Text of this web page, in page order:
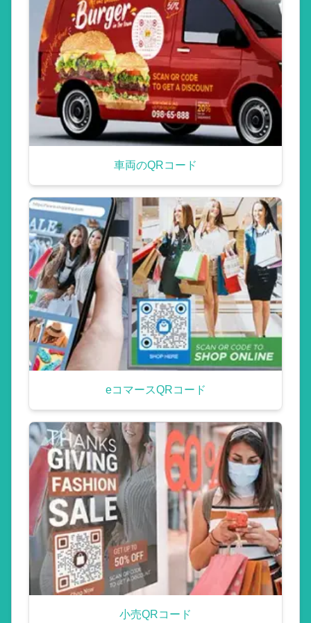
車両のQRコード
eコマースQRコード
小売QRコード